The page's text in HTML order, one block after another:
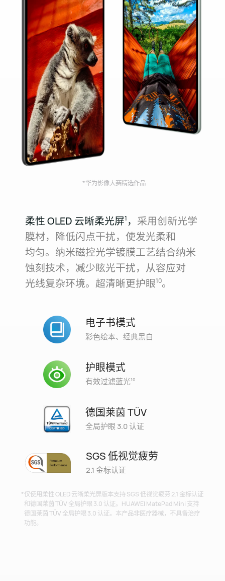
*华为影像大赛精选作品
柔性 OLED 云晰柔光屏⁠1 ， 采用创新光学
膜材，降低闪点干扰，使发光柔和
均⁠匀。纳米磁控光⁠学镀膜工艺结合纳米
蚀刻技术，减少眩光干扰，从容应对
光⁠线复杂环境。超清晰更护眼⁠10。
电子书模式
彩色绘本、经典黑白
护眼模式
有效过滤蓝光⁠10
德国莱茵 TÜV
全局护眼 3.0 认证
SGS 低视觉疲劳
2.1 金标认证
仅使用柔性 OLED 云晰柔光屏版本支持 SGS 低⁠视⁠觉疲劳 2.1 金标认证
和德国莱茵 TÜV 全局护眼 3.0 认⁠证。HUAWEI MatePad Mini 支持
德国莱茵 TÜV 全⁠局护眼 3.0 认⁠证。本产品非医疗器械，不具备治疗
功能。